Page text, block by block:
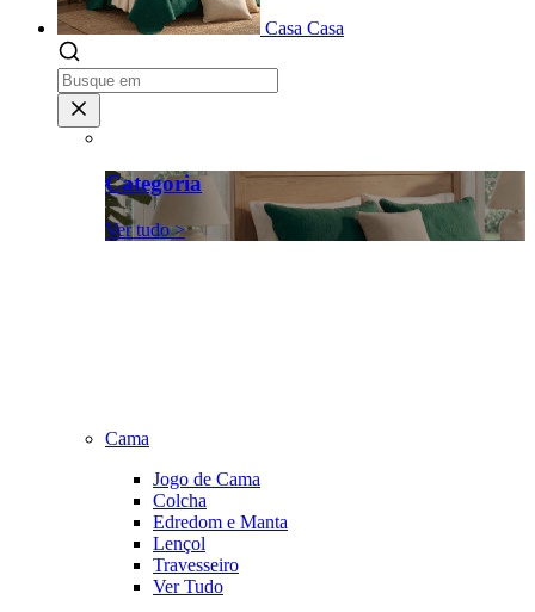
Casa Casa
Categoria
Ver tudo >
Cama
Jogo de Cama
Colcha
Edredom e Manta
Lençol
Travesseiro
Ver Tudo